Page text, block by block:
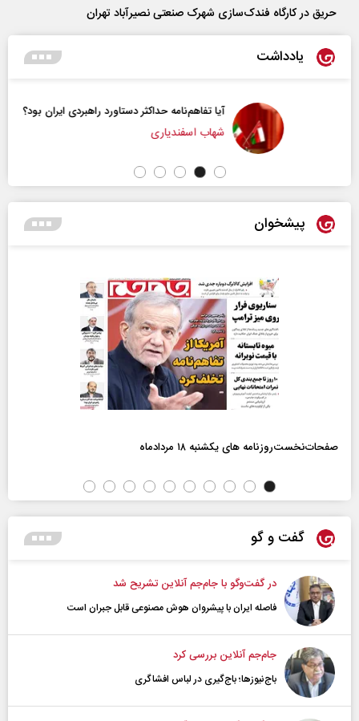
حریق در کارگاه فندک‌سازی شهرک صنعتی نصیرآباد تهران
یادداشت
آیا تفاهم‌نامه حداکثر دستاورد راهبردی ایران بود؟
شهاب اسفندیاری
پیشخوان
صفحات‌نخست‌روزنامه ها‌ی یکشنبه ۱۸ مردادماه
گفت و گو
در گفت‌و‌گو با جام‌جم آنلاین تشریح شد
فاصله ایران با پیشرو‌ان هوش مصنوعی قابل جبران است
جام‌جم آنلاین بررسی کرد
باج‌نیوزها؛ باج‌گیری در لباس افشاگری